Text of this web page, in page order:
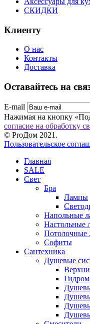
СКИДКИ
Клиенту
О нас
Контакты
Доставка
Оставайтесь на
E-mail
Нажимая на кнопку
согласие на обработку
© ProДом 2021.
Пользовательское
Главная
SALE
Свет
Бра
Лампы
Напольные
Настольные
Потолочные
Софиты
Сантехника
Душевые